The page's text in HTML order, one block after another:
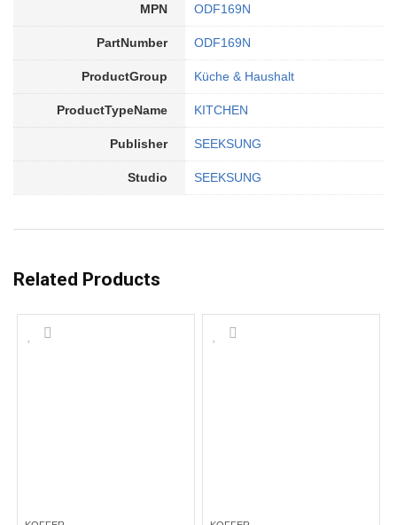
MPN ODF169N
PartNumber ODF169N
ProductGroup Küche & Haushalt
ProductTypeName KITCHEN
Publisher SEEKSUNG
Studio SEEKSUNG
Related Products